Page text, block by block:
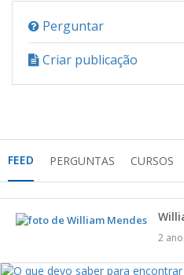
Perguntar
Criar publicação
FEED PERGUNTAS CURSOS
2